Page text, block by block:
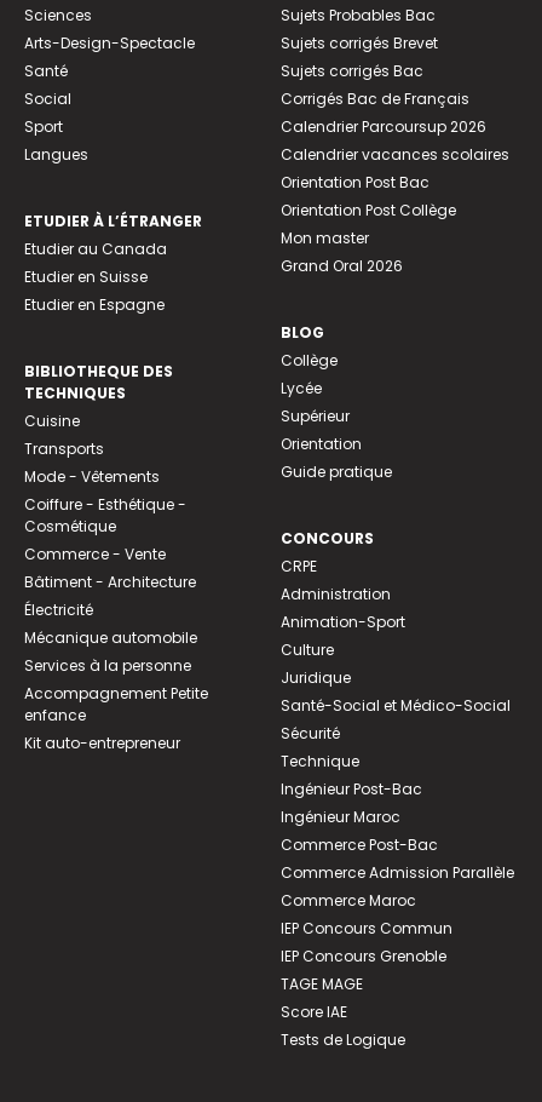
Sciences
Arts-Design-Spectacle
Santé
Social
Sport
Langues
ETUDIER À L’ÉTRANGER
Etudier au Canada
Etudier en Suisse
Etudier en Espagne
BIBLIOTHEQUE DES
TECHNIQUES
Cuisine
Transports
Mode - Vêtements
Coiffure - Esthétique -
Cosmétique
Commerce - Vente
Bâtiment - Architecture
Électricité
Mécanique automobile
Services à la personne
Accompagnement Petite
enfance
Kit auto-entrepreneur
Sujets Probables Bac
Sujets corrigés Brevet
Sujets corrigés Bac
Corrigés Bac de Français
Calendrier Parcoursup 2026
Calendrier vacances scolaires
Orientation Post Bac
Orientation Post Collège
Mon master
Grand Oral 2026
BLOG
Collège
Lycée
Supérieur
Orientation
Guide pratique
CONCOURS
CRPE
Administration
Animation-Sport
Culture
Juridique
Santé-Social et Médico-Social
Sécurité
Technique
Ingénieur Post-Bac
Ingénieur Maroc
Commerce Post-Bac
Commerce Admission Parallèle
Commerce Maroc
IEP Concours Commun
IEP Concours Grenoble
TAGE MAGE
Score IAE
Tests de Logique